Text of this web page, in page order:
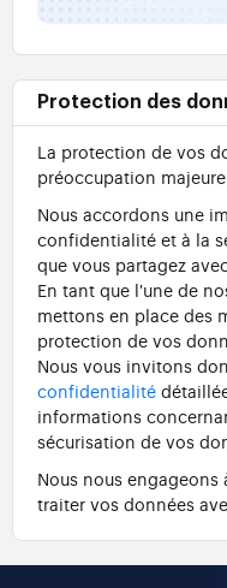
Protection des
La protection de vos
préoccupation
Nous accordons une
confidentialité et à la
que vous partagez
En tant que l'une de
mettons en place des
protection de vos
Nous vous invitons
confidentialité
informations
sécurisation de vos
Nous nous
traiter vos données